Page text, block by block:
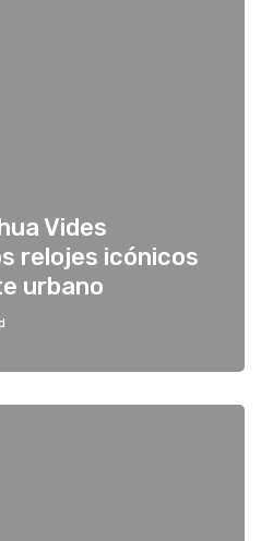
Vides
relojes icónicos
urbano